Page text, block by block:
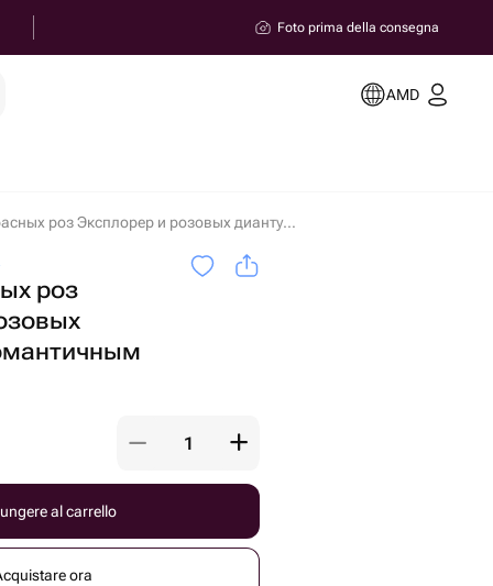
Foto prima della consegna
AMD
Букет из красных роз Эксплорер и розовых диантусов с романтичным настроением in Yerevan
роз
al carrello
ora